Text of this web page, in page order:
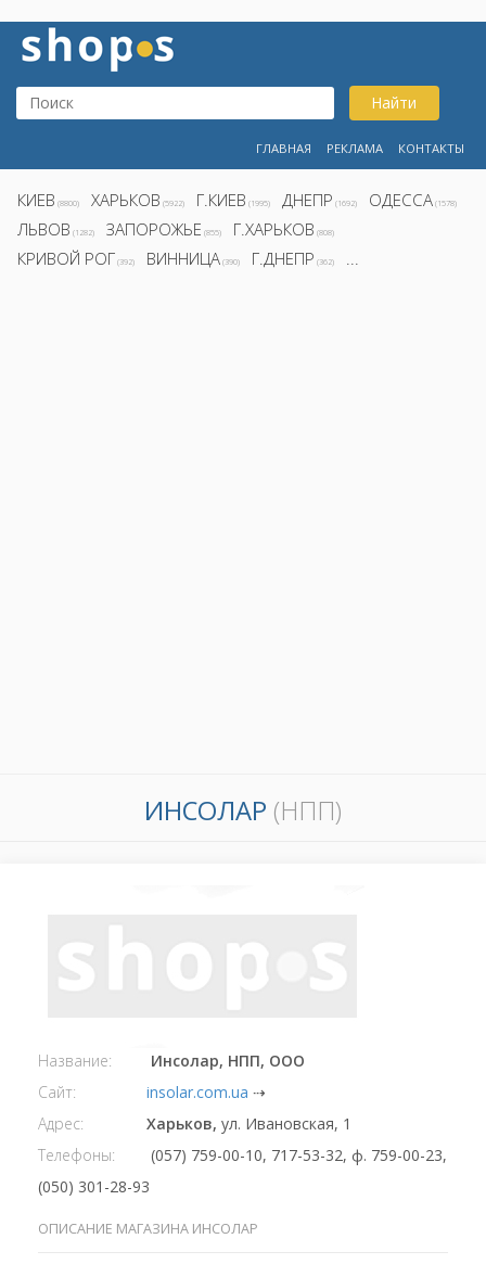
Найти
ГЛАВНАЯ РЕКЛАМА КОНТАКТЫ
КИЕВ (8800) ХАРЬКОВ (5922) Г.КИЕВ (1995) ДНЕПР (1692) ОДЕССА (1578)
ЛЬВОВ (1282) ЗАПОРОЖЬЕ (855) Г.ХАРЬКОВ (808)
КРИВОЙ РОГ (392) ВИННИЦА (390) Г.ДНЕПР (362) ...
ИНСОЛАР (НПП)
Название:
Инсолар, НПП, ООО
Сайт:
insolar.com.ua ⇢
Адрес:
Харьков, ул. Ивановская, 1
Телефоны:
(057) 759-00-10, 717-53-32, ф. 759-00-23,
(050) 301-28-93
ОПИСАНИЕ МАГАЗИНА ИНСОЛАР